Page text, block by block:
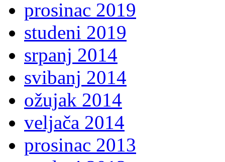
prosinac 2019
studeni 2019
srpanj 2014
svibanj 2014
ožujak 2014
veljača 2014
prosinac 2013